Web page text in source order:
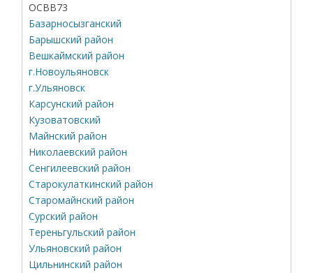
ОСВВ73
Базарносызганский
Барышский район
Вешкаймский район
г.Новоульяновск
г.Ульяновск
Карсунский район
Кузоватовский
Майнский район
Николаевский район
Сенгилеевский район
Старокулаткинский район
Старомайнский район
Сурский район
Тереньгульский район
Ульяновский район
Цильнинский район